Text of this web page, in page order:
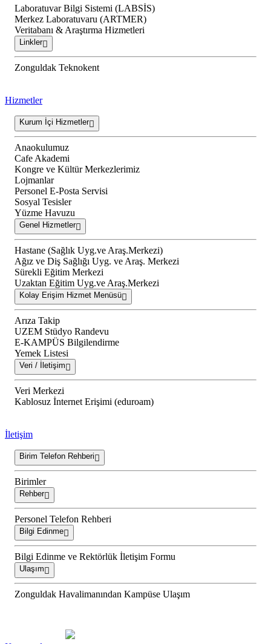
Laboratuvar Bilgi Sistemi (LABSİS)
Merkez Laboratuvaru (ARTMER)
Veritabanı & Araştırma Hizmetleri
Linkler
Zonguldak Teknokent
Hizmetler
Kurum İçi Hizmetler
Anaokulumuz
Cafe Akademi
Kongre ve Kültür Merkezlerimiz
Lojmanlar
Personel E-Posta Servisi
Sosyal Tesisler
Yüzme Havuzu
Genel Hizmetler
Hastane (Sağlık Uyg.ve Araş.Merkezi)
Ağız ve Diş Sağlığı Uyg. ve Araş. Merkezi
Sürekli Eğitim Merkezi
Uzaktan Eğitim Uyg.ve Araş.Merkezi
Kolay Erişim Hizmet Menüsü
Arıza Takip
UZEM Stüdyo Randevu
E-KAMPÜS Bilgilendirme
Yemek Listesi
Veri / İletişim
Veri Merkezi
Kablosuz İnternet Erişimi (eduroam)
İletişim
Birim Telefon Rehberi
Birimler
Rehber
Personel Telefon Rehberi
Bilgi Edinme
Bilgi Edinme ve Rektörlük İletişim Formu
Ulaşım
Zonguldak Havalimanından Kampüse Ulaşım